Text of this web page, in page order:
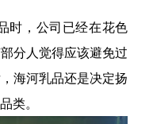
时，公司已经在花色
分人觉得应该避免过
海河乳品还是决定扬
类。